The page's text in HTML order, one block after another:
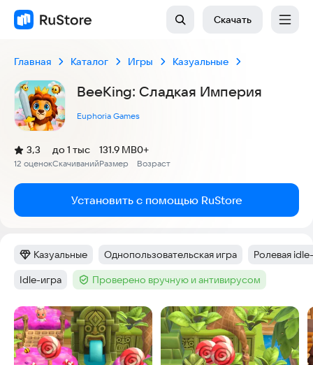
Скачать
Главная Каталог Игры Казуальные
BeeKing: Сладкая Империя
Euphoria Games
Рейтинг:
3,3
(
12 оценок
)
Скачиваний
до 1 тыс
Размер
131.9 MB
Возраст
0+
Установить с помощью RuStore
Категория:
Казуальные Тег:
Однопользовательская игра Тег:
Ролевая
Тег:
Idle-игра Тег :Проверено вручную и антивирусом
Скриншоты